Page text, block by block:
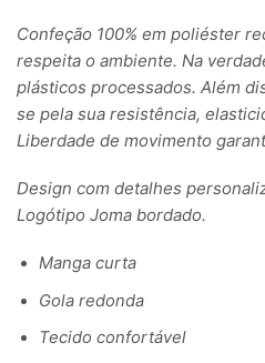
Confeção 100% em poliéster
respeita o ambiente. Na
plásticos processados. Além
se pela sua resistência,
Liberdade de movimento
Design com detalhes
Logótipo Joma bordado.
Manga curta
Gola redonda
Tecido confortável